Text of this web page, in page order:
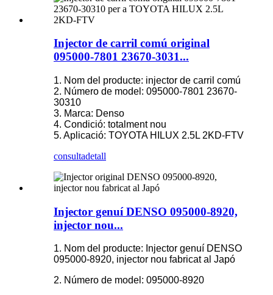
Injector de carril comú original
095000-7801 23670-3031...
1. Nom del producte: injector de carril comú
2. Número de model: 095000-7801 23670-
30310
3. Marca: Denso
4. Condició: totalment nou
5. Aplicació: TOYOTA HILUX 2.5L 2KD-FTV
consultadetall
Injector genuí DENSO 095000-8920,
injector nou...
1. Nom del producte: Injector genuí DENSO
095000-8920, injector nou fabricat al Japó
2. Número de model: 095000-8920